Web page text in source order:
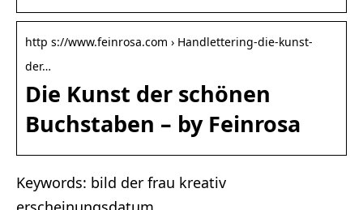
http s://www.feinrosa.com › Handlettering-die-kunst-
der…
Die Kunst der schönen
Buchstaben – by Feinrosa
Keywords: bild der frau kreativ